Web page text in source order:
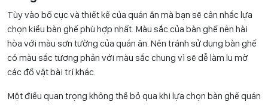
Tùy vào bố cục và thiết kế của quán ăn mà bạn sẽ cân nhắc lựa
chọn kiểu bàn ghế phù hợp nhất. Màu sắc của bàn ghế nên hài
hòa với màu sơn tường của quán ăn. Nên tránh sử dụng bàn ghế
có màu sắc tương phản với màu sắc chung vì sẽ dễ làm lu mờ
các đồ vật bài trí khác.
Một điều quan trọng không thể bỏ qua khi lựa chọn bàn ghế quán